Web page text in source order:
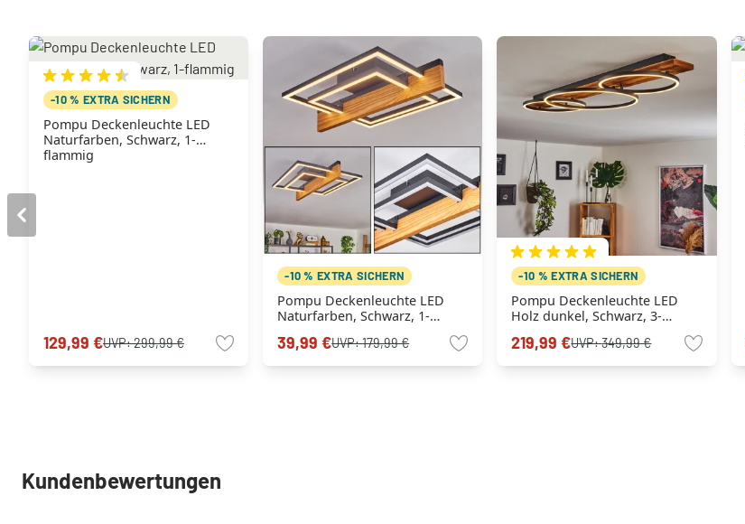
-10 % EXTRA SICHERN
Pompu Deckenleuchte LED
Naturfarben, Schwarz, 1-
flammig
129,99 €UVP:299,99 €
-10 % EXTRA SICHERN
Pompu Deckenleuchte LED
Naturfarben, Schwarz, 1-
39,99 €UVP:179,99 €
-10 % EXTRA SICHERN
Pompu Deckenleuchte LED
Holz dunkel, Schwarz, 3-
219,99 €UVP:349,99 €
Kundenbewertungen